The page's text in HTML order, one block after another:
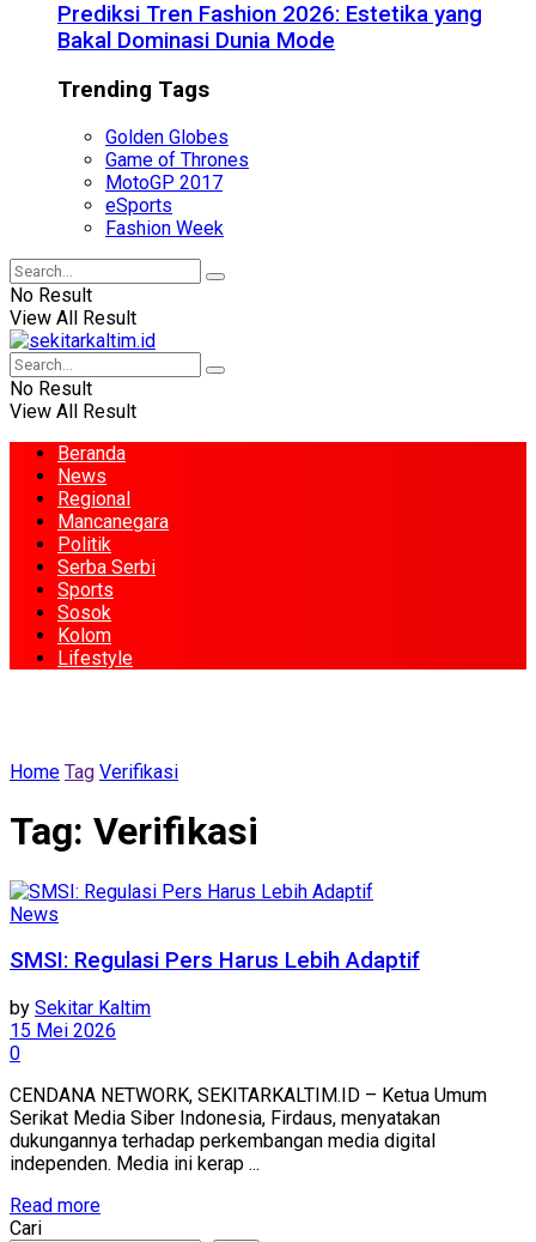
Prediksi Tren Fashion 2026: Estetika yang
Bakal Dominasi Dunia Mode
Trending Tags
Golden Globes
Game of Thrones
MotoGP 2017
eSports
Fashion Week
No Result
View All Result
No Result
View All Result
Beranda
News
Regional
Mancanegara
Politik
Serba Serbi
Sports
Sosok
Kolom
Lifestyle
Home Tag Verifikasi
Tag: Verifikasi
News
SMSI: Regulasi Pers Harus Lebih Adaptif
by Sekitar Kaltim
15 Mei 2026
0
CENDANA NETWORK, SEKITARKALTIM.ID – Ketua Umum
Serikat Media Siber Indonesia, Firdaus, menyatakan
dukungannya terhadap perkembangan media digital
independen. Media ini kerap ...
Read more
Cari